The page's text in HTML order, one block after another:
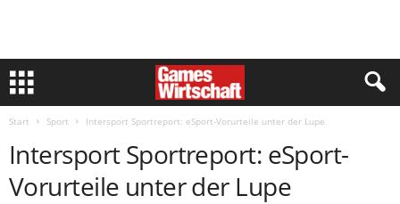
Start Sport Intersport Sportreport: eSport-Vorurteile unter der Lupe
Intersport Sportreport: eSport-
Vorurteile unter der Lupe